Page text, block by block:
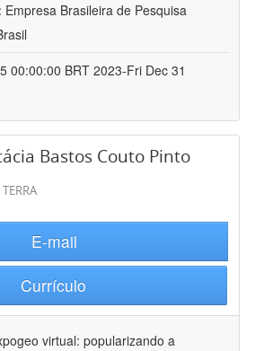
Empresa Brasileira de Pesquisa
00:00:00 BRT 2023-Fri Dec 31
Bastos Couto Pinto
E-mail
Currículo
virtual: popularizando a